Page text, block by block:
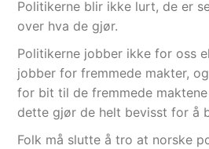
Politikerne blir ikke lurt, de er
over hva de gjør.
Politikerne jobber ikke for oss
jobber for fremmede makter,
for bit til de fremmede
dette gjør de helt bevisst for å
Folk må slutte å tro at norske